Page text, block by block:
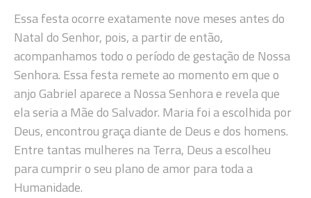
Essa festa ocorre exatamente nove meses antes do
Natal do Senhor, pois, a partir de então,
acompanhamos todo o período de gestação de Nossa
Senhora. Essa festa remete ao momento em que o
anjo Gabriel aparece a Nossa Senhora e revela que
ela seria a Mãe do Salvador. Maria foi a escolhida por
Deus, encontrou graça diante de Deus e dos homens.
Entre tantas mulheres na Terra, Deus a escolheu
para cumprir o seu plano de amor para toda a
Humanidade.